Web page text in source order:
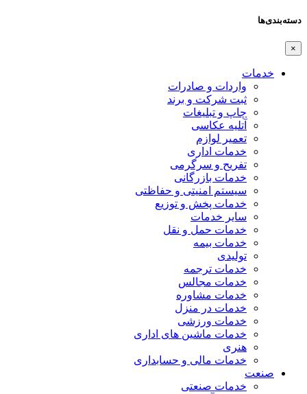
دسته‌بندی‌ها
×
خدمات
واردات و صادرات
ثبت شرکت و برند
چاپ و تبلیغات
آتلیه عکاسی
تعمیر لوازم
خدمات اداری
تفریح و سرگرمی
خدمات بازرگانی
سیستم امنیتی و حفاظتی
خدمات پخش و توزیع
سایر خدمات
خدمات حمل و نقل
خدمات بیمه
تولیدی
خدمات ترجمه
خدمات مجالس
خدمات مشاوره
خدمات در منزل
خدمات ورزشی
خدمات ماشین های اداری
هنری
خدمات مالی و حسابداری
صنعت
خدمات صنعتی